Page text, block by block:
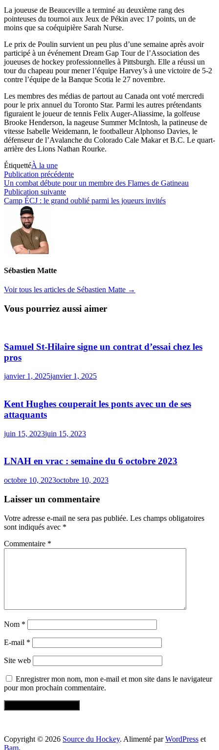
La joueuse de Beauceville a terminé au deuxième rang des
pointeuses du tournoi aux Jeux de Pékin avec 17 points, un de
moins que sa coéquipière Sarah Nurse.
Le prix de Poulin survient un peu plus d’une semaine après avoir
participé à un événement Dream Gap Tour de l’Association des
joueuses de hockey professionnelles à Pittsburgh. Elle a réussi un
tour du chapeau pour mener l’équipe Harvey’s à une victoire de 5-2
contre l’équipe de la Banque Scotia le 27 novembre.
Les membres des médias de partout au Canada ont voté mercredi
pour le prix annuel du Toronto Star. Parmi les autres prétendants
figuraient le joueur de tennis Felix Auger-Aliassime, la golfeuse
Brooke Henderson, la nageuse Summer McIntosh, la patineuse de
vitesse Isabelle Weidemann, le footballeur Alphonso Davies, le
défenseur de l’Avalanche du Colorado Cale Makar et B.C. Le quart-
arrière des Lions Nathan Rourke.
ÉtiquettéÀ la une
Navigation
de
l’article
Publication précédentePublication
précédente :
Un combat débute pour un membre des Flames de Gatineau
Publication suivantePublication
suivante :
Camp ÉCJ : le grand oublié parmi les joueurs invités
Sébastien Matte
Voir tous les articles de Sébastien Matte →
Vous pourriez aussi aimer
Samuel St-Hilaire signe un contrat d’essai chez les
pros
janvier 1, 2025janvier 1, 2025
Kent Hughes couperait les ponts avec un de ses
attaquants
juin 15, 2023juin 15, 2023
LNAH en vrac : semaine du 6 octobre 2023
octobre 10, 2023octobre 10, 2023
Laisser un commentaire
Votre adresse e-mail ne sera pas publiée. Les champs obligatoires
sont indiqués avec *
Commentaire *
Nom *
E-mail *
Site web
Enregistrer mon nom, mon e-mail et mon site dans le navigateur
pour mon prochain commentaire.
Copyright © 2026 Source du Hockey. Alimenté parWordPress et
Bam.